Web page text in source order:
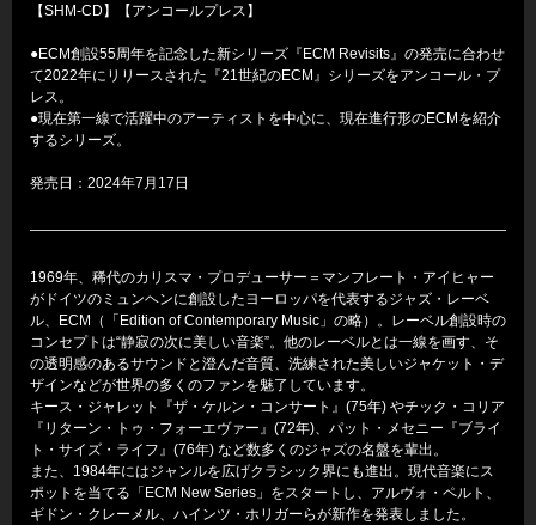
【SHM-CD】【アンコールプレス】
●ECM創設55周年を記念した新シリーズ『ECM Revisits』の発売に合わせ
て2022年にリリースされた『21世紀のECM』シリーズをアンコール・プ
レス。
●現在第一線で活躍中のアーティストを中心に、現在進行形のECMを紹介
するシリーズ。
発売日：2024年7月17日
1969年、稀代のカリスマ・プロデューサー＝マンフレート・アイヒャー
がドイツのミュンヘンに創設したヨーロッパを代表するジャズ・レーベ
ル、ECM（「Edition of Contemporary Music」の略）。レーベル創設時の
コンセプトは“静寂の次に美しい音楽”。他のレーベルとは一線を画す、そ
の透明感のあるサウンドと澄んだ音質、洗練された美しいジャケット・デ
ザインなどが世界の多くのファンを魅了しています。
キース・ジャレット『ザ・ケルン・コンサート』(75年) やチック・コリア
『リターン・トゥ・フォーエヴァー』(72年)、パット・メセニー『ブライ
ト・サイズ・ライフ』(76年) など数多くのジャズの名盤を輩出。
また、1984年にはジャンルを広げクラシック界にも進出。現代音楽にス
ポットを当てる「ECM New Series」をスタートし、アルヴォ・ペルト、
ギドン・クレーメル、ハインツ・ホリガーらが新作を発表しました。